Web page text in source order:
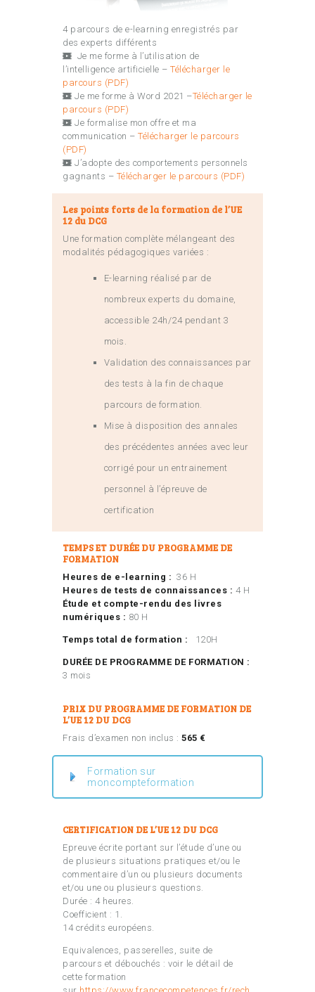
4 parcours de e-learning enregistrés par
des experts différents
Je me forme à l’utilisation de
l’intelligence artificielle – Télécharger le
parcours (PDF)
Je me forme à Word 2021 –Télécharger le
parcours (PDF)
Je formalise mon offre et ma
communication – Télécharger le parcours
(PDF)
J’adopte des comportements personnels
gagnants – Télécharger le parcours (PDF)
Les points forts de la formation de l’UE
12 du DCG
Une formation complète mélangeant des
modalités pédagogiques variées :
E-learning réalisé par de
nombreux experts du domaine,
accessible 24h/24 pendant 3
mois.
Validation des connaissances par
des tests à la fin de chaque
parcours de formation.
Mise à disposition des annales
des précédentes années avec leur
corrigé pour un entrainement
personnel à l’épreuve de
certification
TEMPS ET DURÉE DU PROGRAMME DE
FORMATION
Heures de e-learning : 36 H
Heures de tests de connaissances : 4 H
Étude et compte-rendu des livres
numériques : 80 H
Temps total de formation : 120H
DURÉE DE PROGRAMME DE FORMATION :
3 mois
PRIX DU PROGRAMME DE FORMATION DE
L’UE 12 DU DCG
Frais d’examen non inclus : 565 €
Formation sur
moncompteformation
CERTIFICATION DE L’UE 12 DU DCG
Epreuve écrite portant sur l’étude d’une ou
de plusieurs situations pratiques et/ou le
commentaire d’un ou plusieurs documents
et/ou une ou plusieurs questions.
Durée : 4 heures.
Coefficient : 1.
14 crédits européens.
Equivalences, passerelles, suite de
parcours et débouchés : voir le détail de
cette formation